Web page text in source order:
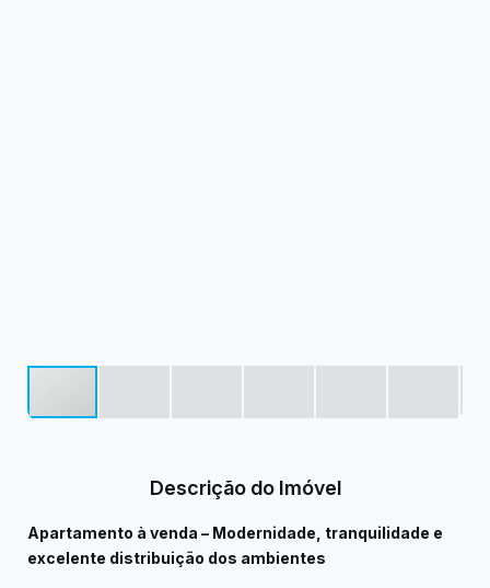
Descrição do Imóvel
Apartamento à venda – Modernidade, tranquilidade e
excelente distribuição dos ambientes